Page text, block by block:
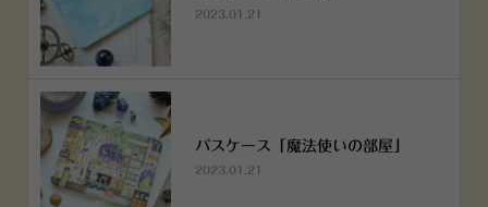
2023.01.21
パスケース「魔法使いの部屋」
2023.01.21